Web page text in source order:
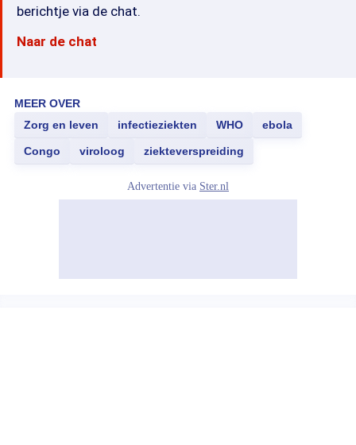
berichtje via de chat.
Naar de chat
MEER OVER
Zorg en leven
infectieziekten WHO ebola
Congo viroloog ziekteverspreiding
Advertentie via Ster.nl